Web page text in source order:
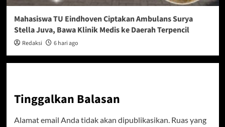
Mahasiswa TU Eindhoven Ciptakan Ambulans Surya
Stella Juva, Bawa Klinik Medis ke Daerah Terpencil
Redaksi 6 hari ago
Tinggalkan Balasan
Alamat email Anda tidak akan dipublikasikan. Ruas yang